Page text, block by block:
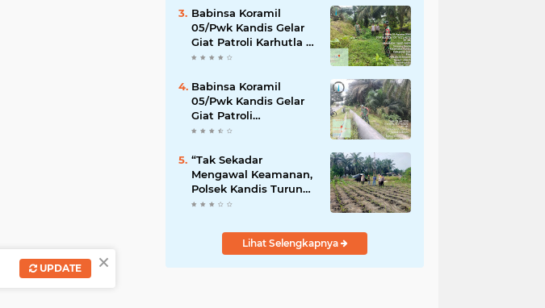
Babinsa Koramil
05/Pwk Kandis Gelar
Giat Patroli Karhutla di
Wilayah Kelurahan
Babinsa Koramil
05/Pwk Kandis Gelar
Giat Patroli
Pengamanan Line
Kandis Kandis
“Tak Sekadar
Mengawal Keamanan,
Polsek Kandis Turun
ke Lahan Jagung
Pangan
Lihat Selengkapnya
×
UPDATE